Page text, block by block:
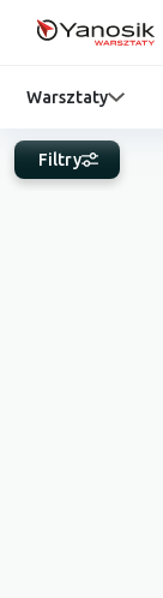
Warsztaty
Filtry